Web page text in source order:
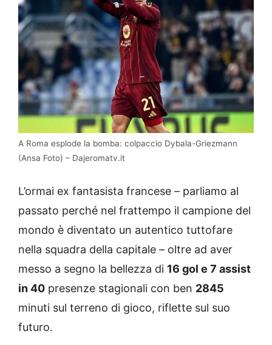
A Roma esplode la bomba: colpaccio Dybala-Griezmann
(Ansa Foto) – Dajeromatv.it
L’ormai ex fantasista francese – parliamo al
passato perché nel frattempo il campione del
mondo è diventato un autentico tuttofare
nella squadra della capitale – oltre ad aver
messo a segno la bellezza di 16 gol e 7 assist
in 40 presenze stagionali con ben 2845
minuti sul terreno di gioco, riflette sul suo
futuro.